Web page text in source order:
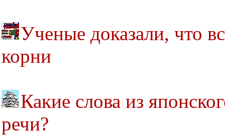
Ученые доказали, что
корни
Какие слова из
речи?